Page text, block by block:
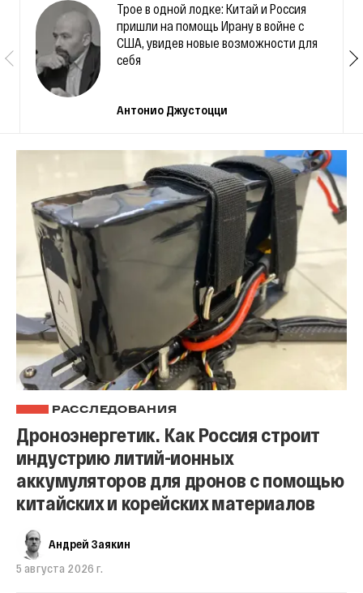
Трое в одной лодке: Китай и Россия
пришли на помощь Ирану в войне с
США, увидев новые возможности для
себя
Антонио Джустоцци
РАССЛЕДОВАНИЯ
Дроноэнергетик. Как Россия строит
индустрию литий-ионных
аккумуляторов для дронов с помощью
китайских и корейских материалов
Андрей Заякин
5 августа 2026 г.